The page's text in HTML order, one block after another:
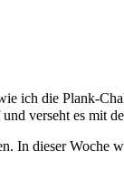
ich die Plank-
verseht es mit
In dieser Woche